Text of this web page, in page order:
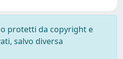
protetti da copyright e
salvo diversa